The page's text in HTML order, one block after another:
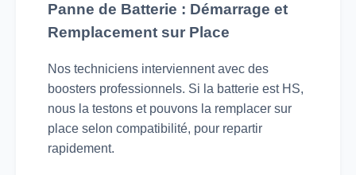
Panne de Batterie : Démarrage et
Remplacement sur Place
Nos techniciens interviennent avec des
boosters professionnels. Si la batterie est HS,
nous la testons et pouvons la remplacer sur
place selon compatibilité, pour repartir
rapidement.